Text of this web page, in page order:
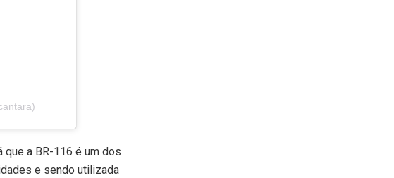
que a BR-116 é um dos
e sendo utilizada